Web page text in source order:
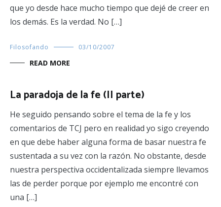
que yo desde hace mucho tiempo que dejé de creer en
los demás. Es la verdad. No […]
Filosofando 03/10/2007
READ MORE
La paradoja de la fe (II parte)
He seguido pensando sobre el tema de la fe y los
comentarios de TCJ pero en realidad yo sigo creyendo
en que debe haber alguna forma de basar nuestra fe
sustentada a su vez con la razón. No obstante, desde
nuestra perspectiva occidentalizada siempre llevamos
las de perder porque por ejemplo me encontré con
una […]